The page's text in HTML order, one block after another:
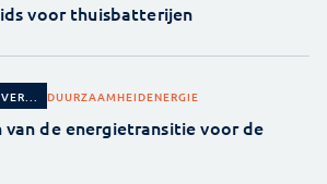
voor thuisbatterijen
DUURZAAMHEIDENERGIE
van de energietransitie voor de